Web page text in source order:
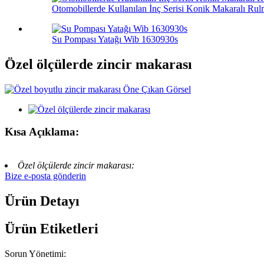
Otomobillerde Kullanılan İnç Serisi Konik Makaralı
Su Pompası Yatağı Wib 1630930s
Özel ölçülerde zincir makarası
Kısa Açıklama:
Özel ölçülerde zincir makarası:
Bize e-posta gönderin
Ürün Detayı
Ürün Etiketleri
Sorun Yönetimi: